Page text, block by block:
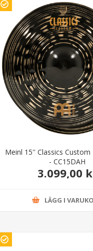
Meinl 15'' Classics
- CC15DAH
3.099,00
LÄGG I